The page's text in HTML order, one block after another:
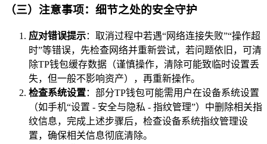
（三）注意事项：细节之处的安全守护
应对错误提示：取消过程中若遇“网络连接失败”“操作超
时”等错误，先检查网络并重新尝试，若问题依旧，可清
除TP钱包缓存数据（谨慎操作，清除可能致临时设置丢
失，但一般不影响资产），再重新操作。
检查系统设置：部分TP钱包可能需用户在设备系统设置
（如手机“设置 - 安全与隐私 - 指纹管理”）中删除相关指
纹信息，完成上述步骤后，检查设备系统指纹管理设
置，确保相关信息彻底清除。